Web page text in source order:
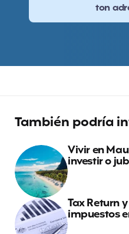
También podría
Vivir en
investir o
Tax Return
impuestos